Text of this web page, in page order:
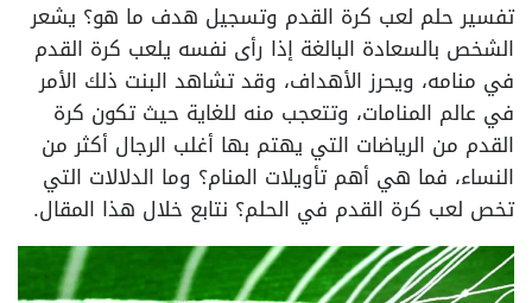
تفسير حلم لعب كرة القدم وتسجيل هدف ما هو؟ يشعر
الشخص بالسعادة البالغة إذا رأى نفسه يلعب كرة القدم
في منامه، ويحرز الأهداف، وقد تشاهد البنت ذلك الأمر
في عالم المنامات، وتتعجب منه للغاية حيث تكون كرة
القدم من الرياضات التي يهتم بها أغلب الرجال أكثر من
النساء، فما هي أهم تأويلات المنام؟ وما الدلالات التي
تخص لعب كرة القدم في الحلم؟ نتابع خلال هذا المقال.